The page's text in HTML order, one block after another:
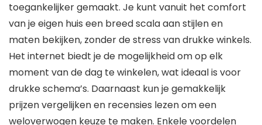
toegankelijker gemaakt. Je kunt vanuit het comfort
van je eigen huis een breed scala aan stijlen en
maten bekijken, zonder de stress van drukke winkels.
Het internet biedt je de mogelijkheid om op elk
moment van de dag te winkelen, wat ideaal is voor
drukke schema’s. Daarnaast kun je gemakkelijk
prijzen vergelijken en recensies lezen om een
weloverwogen keuze te maken. Enkele voordelen